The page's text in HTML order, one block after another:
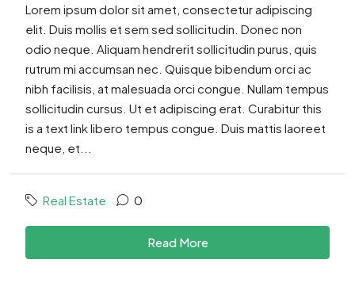
Lorem ipsum dolor sit amet, consectetur adipiscing
elit. Duis mollis et sem sed sollicitudin. Donec non
odio neque. Aliquam hendrerit sollicitudin purus, quis
rutrum mi accumsan nec. Quisque bibendum orci ac
nibh facilisis, at malesuada orci congue. Nullam tempus
sollicitudin cursus. Ut et adipiscing erat. Curabitur this
is a text link libero tempus congue. Duis mattis laoreet
neque, et...
Real Estate 0
Read More